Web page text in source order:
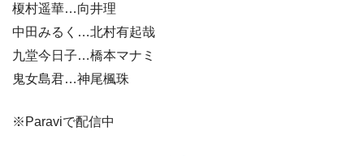
榎村遥華…向井理
中田みるく…北村有起哉
九堂今日子…橋本マナミ
鬼女島君…神尾楓珠
※Paraviで配信中